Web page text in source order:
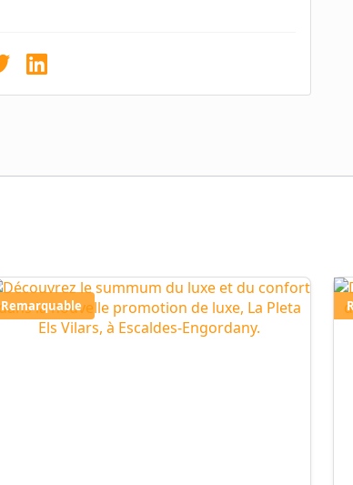
Remarquable